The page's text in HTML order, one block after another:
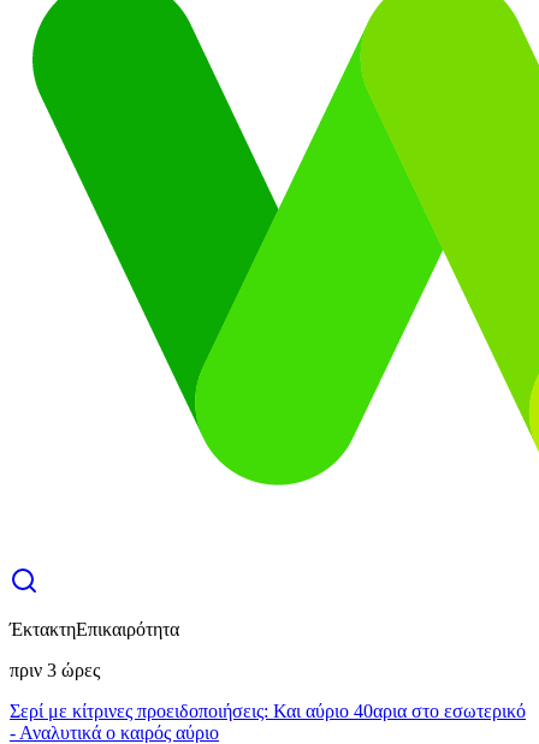
ΈκτακτηΕπικαιρότητα
πριν 3 ώρες
Σερί με κίτρινες προειδοποιήσεις: Και αύριο 40αρια στο εσωτερικό
- Αναλυτικά ο καιρός αύριο